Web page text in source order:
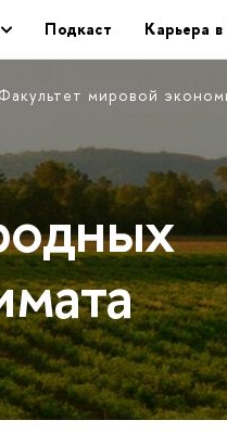
Подкаст Карьера
Факультет мировой